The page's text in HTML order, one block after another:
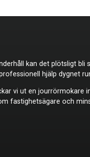
kan det plötsligt bli
hjälp dygnet
vi ut en
fastighetsägare och